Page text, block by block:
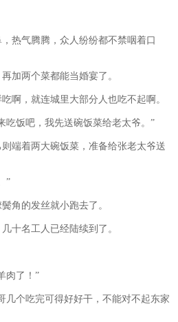
气腾腾，众人纷纷都不禁咽着口
两个菜都能当婚宴了。
，就连城里大部分人也吃不起啊。
饭吧，我先送碗饭菜给老太爷。”
着两大碗饭菜，准备给张老太爷送
”
的发丝就小跑去了。
名工人已经陆续到了。
了！”
个吃完可得好好干，不能对不起东家